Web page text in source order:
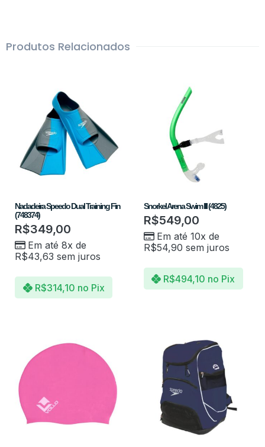
Produtos Relacionados
Nadadeira Speedo Dual Training Fin
(748374)
R$349,00
Em até 8x de
R$43,63 sem juros
R$314,10 no Pix
Snorkel Arena Swim III (4825)
R$549,00
Em até 10x de
R$54,90 sem juros
R$494,10 no Pix